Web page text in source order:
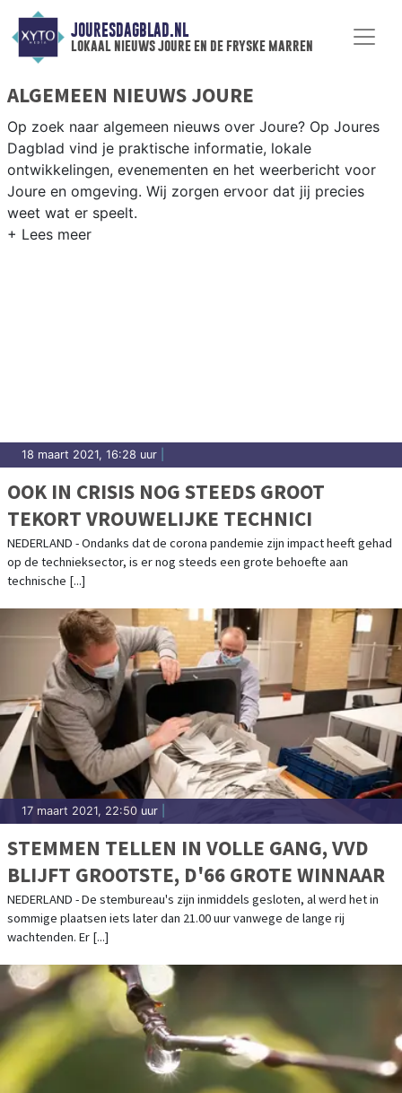
JOURESDAGBLAD.NL
lokaal nieuws joure en de fryske marren
ALGEMEEN NIEUWS JOURE
Op zoek naar algemeen nieuws over Joure? Op Joures
Dagblad vind je praktische informatie, lokale
ontwikkelingen, evenementen en het weerbericht voor
Joure en omgeving. Wij zorgen ervoor dat jij precies
weet wat er speelt.
18 maart 2021, 16:28 uur
OOK IN CRISIS NOG STEEDS GROOT
TEKORT VROUWELIJKE TECHNICI
NEDERLAND - Ondanks dat de corona pandemie zijn impact heeft gehad
op de technieksector, is er nog steeds een grote behoefte aan
technische [...]
17 maart 2021, 22:50 uur
STEMMEN TELLEN IN VOLLE GANG, VVD
BLIJFT GROOTSTE, D'66 GROTE WINNAAR
NEDERLAND - De stembureau's zijn inmiddels gesloten, al werd het in
sommige plaatsen iets later dan 21.00 uur vanwege de lange rij
wachtenden. Er [...]